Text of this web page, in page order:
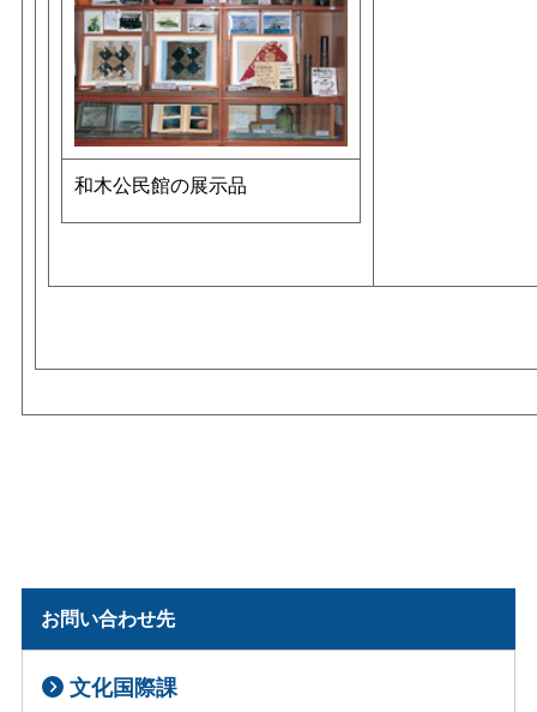
和木公民館の展示品
お問い合わせ先
文化国際課